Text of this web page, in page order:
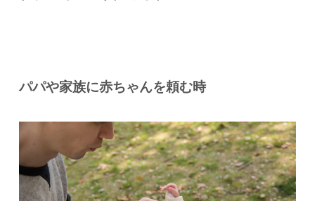
パパや家族に赤ちゃんを頼む時